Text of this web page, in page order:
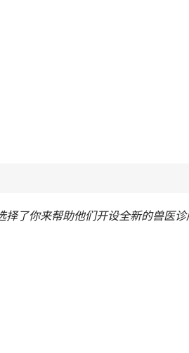
了你来帮助他们开设全新的兽医诊